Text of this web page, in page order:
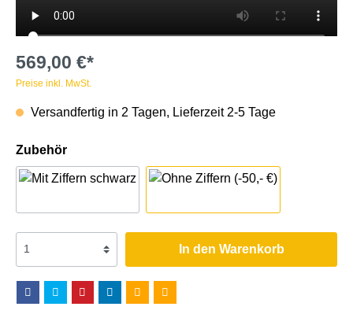
569,00 €*
Preise inkl. MwSt.
Versandfertig in 2 Tagen, Lieferzeit 2-5 Tage
Zubehör
In den Warenkorb